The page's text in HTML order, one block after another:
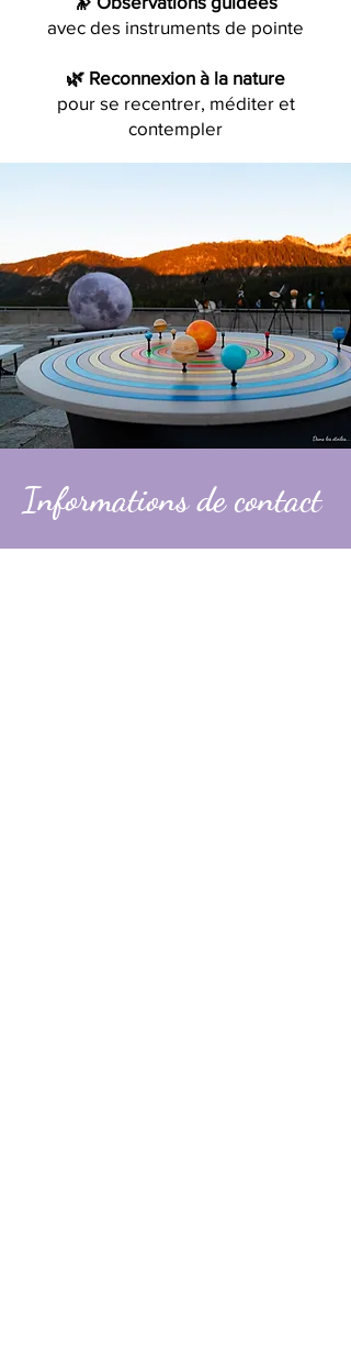
avec des instruments de pointe
🌿 Reconnexion à la nature
pour se recentrer, méditer et
contempler
Informations de contact